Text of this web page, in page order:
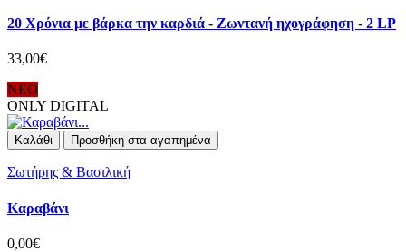
20 Χρόνια με βάρκα την καρδιά - Ζωντανή ηχογράφηση - 2 LP
33,00€
ΝΕΟ
ONLY DIGITAL
Καλάθι Προσθήκη στα αγαπημένα
Σωτήρης & Βασιλική
Καραβάνι
0,00€